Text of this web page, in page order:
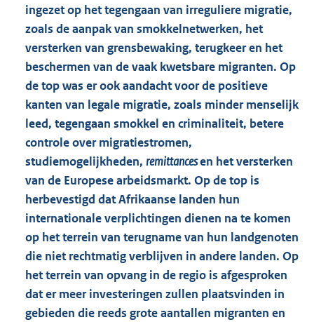
ingezet op het tegengaan van irreguliere migratie,
zoals de aanpak van smokkelnetwerken, het
versterken van grensbewaking, terugkeer en het
beschermen van de vaak kwetsbare migranten. Op
de top was er ook aandacht voor de positieve
kanten van legale migratie, zoals minder menselijk
leed, tegengaan smokkel en criminaliteit, betere
controle over migratiestromen,
studiemogelijkheden, remittancesen het versterken
van de Europese arbeidsmarkt. Op de top is
herbevestigd dat Afrikaanse landen hun
internationale verplichtingen dienen na te komen
op het terrein van terugname van hun landgenoten
die niet rechtmatig verblijven in andere landen. Op
het terrein van opvang in de regio is afgesproken
dat er meer investeringen zullen plaatsvinden in
gebieden die reeds grote aantallen migranten en